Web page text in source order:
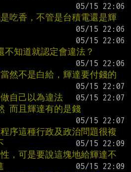
吃香，不管是台積電還是輝
不知道就認定會違法？
然不是白給，輝達要付錢的
自己以為違法
而且輝達有的是錢
序這種行政及政治問題很複
，可是要說這塊地給輝達不